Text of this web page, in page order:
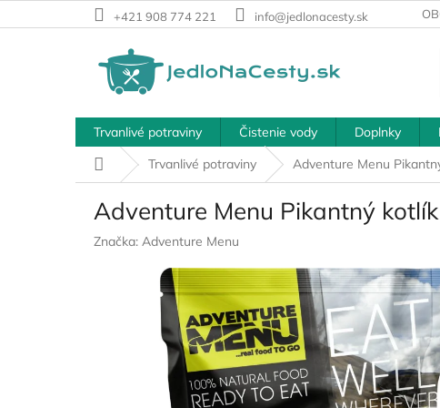
na
+421 908 774 221 info@jedlonacesty.sk
Trvanlivé potraviny Čistenie vody Doplnky
DomovTrvanlivé potraviny Adventure Menu
Adventure Menu Pikantný
Značka: Adventure Menu